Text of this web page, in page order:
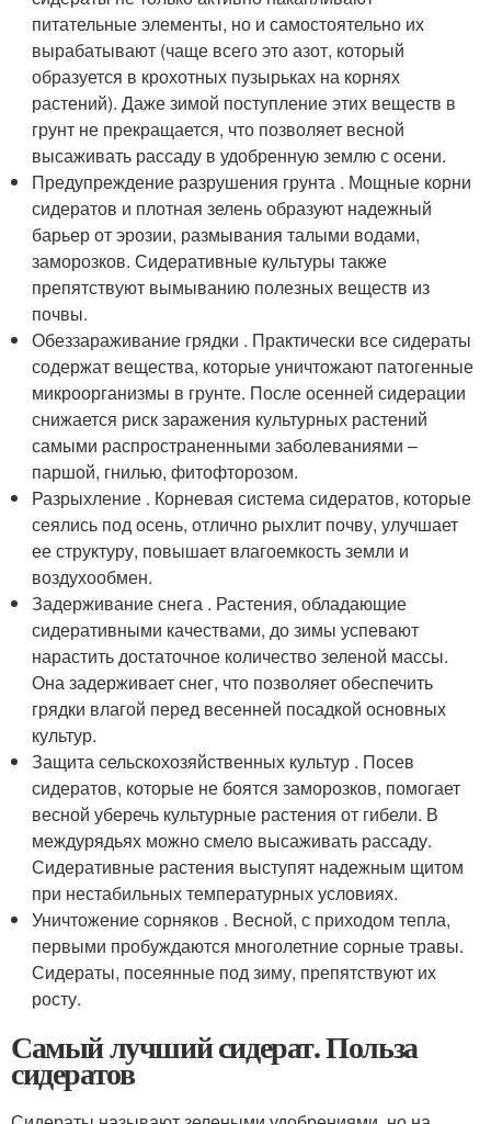
питательные элементы, но и самостоятельно их
вырабатывают (чаще всего это азот, который
образуется в крохотных пузырьках на корнях
растений). Даже зимой поступление этих веществ в
грунт не прекращается, что позволяет весной
высаживать рассаду в удобренную землю с осени.
Предупреждение разрушения грунта . Мощные корни
сидератов и плотная зелень образуют надежный
барьер от эрозии, размывания талыми водами,
заморозков. Сидеративные культуры также
препятствуют вымыванию полезных веществ из
почвы.
Обеззараживание грядки . Практически все сидераты
содержат вещества, которые уничтожают патогенные
микроорганизмы в грунте. После осенней сидерации
снижается риск заражения культурных растений
самыми распространенными заболеваниями –
паршой, гнилью, фитофторозом.
Разрыхление . Корневая система сидератов, которые
сеялись под осень, отлично рыхлит почву, улучшает
ее структуру, повышает влагоемкость земли и
воздухообмен.
Задерживание снега . Растения, обладающие
сидеративными качествами, до зимы успевают
нарастить достаточное количество зеленой массы.
Она задерживает снег, что позволяет обеспечить
грядки влагой перед весенней посадкой основных
культур.
Защита сельскохозяйственных культур . Посев
сидератов, которые не боятся заморозков, помогает
весной уберечь культурные растения от гибели. В
междурядьях можно смело высаживать рассаду.
Сидеративные растения выступят надежным щитом
при нестабильных температурных условиях.
Уничтожение сорняков . Весной, с приходом тепла,
первыми пробуждаются многолетние сорные травы.
Сидераты, посеянные под зиму, препятствуют их
росту.
Самый лучший сидерат. Польза
сидератов